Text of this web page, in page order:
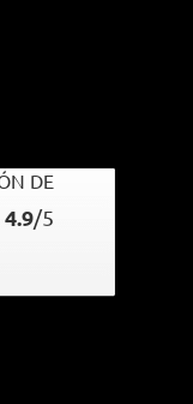
DE
4.9/5